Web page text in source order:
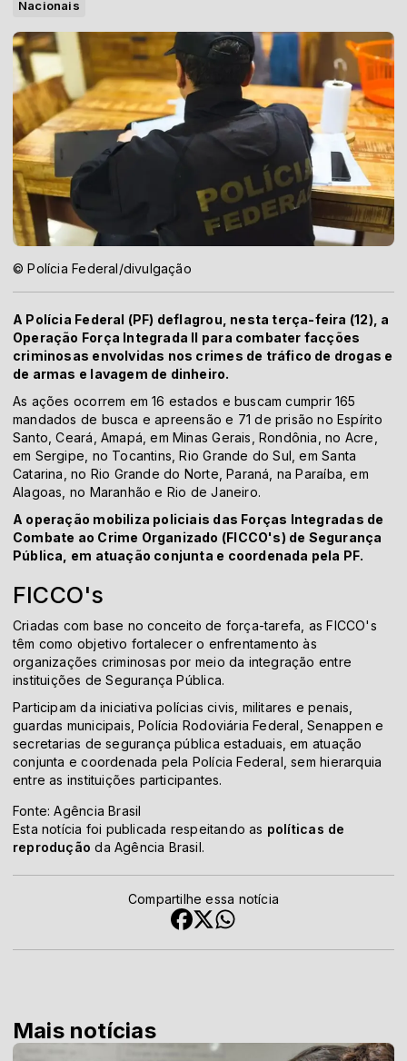
Nacionais
© Polícia Federal/divulgação
A Polícia Federal (PF) deflagrou, nesta terça-feira (12), a
Operação Força Integrada II para combater facções
criminosas envolvidas nos crimes de tráfico de drogas e
de armas e lavagem de dinheiro.
As ações ocorrem em 16 estados e buscam cumprir 165
mandados de busca e apreensão e 71 de prisão no Espírito
Santo, Ceará, Amapá, em Minas Gerais, Rondônia, no Acre,
em Sergipe, no Tocantins, Rio Grande do Sul, em Santa
Catarina, no Rio Grande do Norte, Paraná, na Paraíba, em
Alagoas, no Maranhão e Rio de Janeiro.
A operação mobiliza policiais das Forças Integradas de
Combate ao Crime Organizado (FICCO's) de Segurança
Pública, em atuação conjunta e coordenada pela PF.
FICCO's
Criadas com base no conceito de força-tarefa, as FICCO's
têm como objetivo fortalecer o enfrentamento às
organizações criminosas por meio da integração entre
instituições de Segurança Pública.
Participam da iniciativa polícias civis, militares e penais,
guardas municipais, Polícia Rodoviária Federal, Senappen e
secretarias de segurança pública estaduais, em atuação
conjunta e coordenada pela Polícia Federal, sem hierarquia
entre as instituições participantes.
Fonte: Agência Brasil
Esta notícia foi publicada respeitando as políticas de
reprodução da Agência Brasil.
Compartilhe essa notícia
Mais notícias